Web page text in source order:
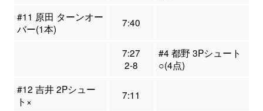
#11 原田 ターンオー
バー(1本)
7:40
7:27
2-8
#4 都野 3Pシュート
○(4点)
#12 吉井 2Pシュー
ト×
7:11